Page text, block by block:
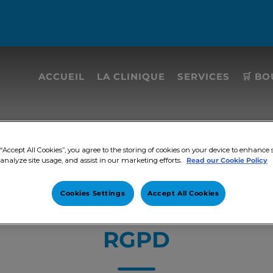
Beguin
ACCUEIL LA CLINIQUE SERVICES 🛒
RGPD
All Cookies”, you agree to the storing of cookies on your device to enhance
site usage, and assist in our marketing efforts.
Read our Cookie Policy
Cookies Settings Accept All Cookies